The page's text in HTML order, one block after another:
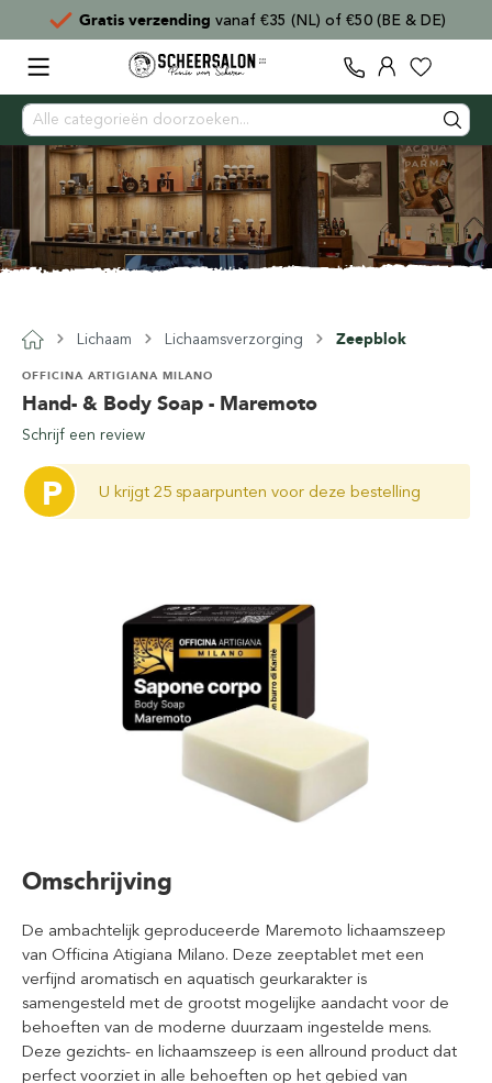
Gratis verzending vanaf €35 (NL) of €50 (BE & DE)
Lichaam Lichaamsverzorging Zeepblok
Hand- & Body Soap - Maremoto
OFFICINA ARTIGIANA MILANO
Schrijf een review
P U krijgt 25 spaarpunten voor deze bestelling
Omschrijving
De ambachtelijk geproduceerde Maremoto lichaamszeep
van Officina Atigiana Milano. Deze zeeptablet met een
verfijnd aromatisch en aquatisch geurkarakter is
samengesteld met de grootst mogelijke aandacht voor de
behoeften van de moderne duurzaam ingestelde mens.
Deze gezichts- en lichaamszeep is een allround product dat
perfect voorziet in alle behoeften op het gebied van